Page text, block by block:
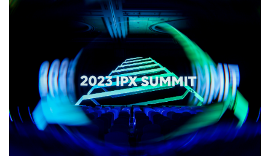
关于我们
品牌简介
联系我们
成为会员
加入我们
招贤纳士
博士后科研站
招商加盟
购买渠道 友情链接